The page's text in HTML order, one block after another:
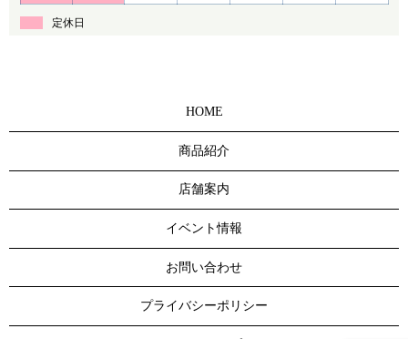
定休日
HOME
商品紹介
店舗案内
イベント情報
お問い合わせ
プライバシーポリシー